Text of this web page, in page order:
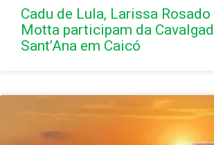
Cadu de Lula, Larissa Rosado
Motta participam da
Sant’Ana em Caicó